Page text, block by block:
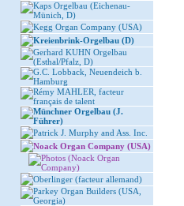
Kaps Orgelbau (Eichenau-
Münich, D)
Kegg Organ Company (USA)
Kreienbrink-Orgelbau (D)
Gerhard KUHN Orgelbau
(Esthal/Pfalz, D)
G.C. Lobback, Neuendeich b.
Hamburg
Rémy MAHLER, facteur
français de talent
Münchner Orgelbau (J.
Führer)
Patrick J. Murphy and Ass. Inc.
Noack Organ Company (USA)
Photos (Noack Organ
Company)
Oberlinger (facteur allemand)
Parkey Organ Builders (USA,
Georgia)